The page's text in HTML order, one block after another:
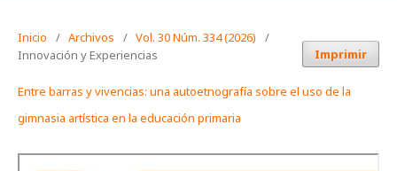
Inicio / Archivos / Vol. 30 Núm. 334 (2026)
/
Innovación y Experiencias
Imprimir
Entre barras y vivencias: una autoetnografía sobre el uso de la
gimnasia artística en la educación primaria